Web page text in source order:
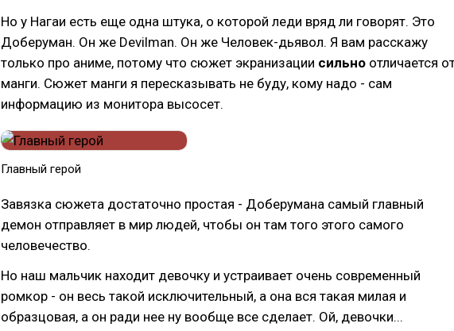
Но у Нагаи есть еще одна штука, о которой леди вряд ли говорят. Это
Доберуман. Он же Devilman. Он же Человек-дьявол. Я вам расскажу
только про аниме, потому что сюжет экранизации сильно отличается
манги. Сюжет манги я пересказывать не буду, кому надо - сам
информацию из монитора высосет.
Главный герой
Завязка сюжета достаточно простая - Доберумана самый главный
демон отправляет в мир людей, чтобы он там того этого самого
человечество.
Но наш мальчик находит девочку и устраивает очень современный
ромкор - он весь такой исключительный, а она вся такая милая и
образцовая, а он ради нее ну вообще все сделает. Ой, девочки...